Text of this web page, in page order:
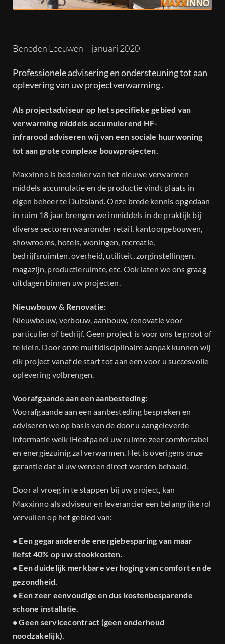
Beneden Leeuwen – januari 2020
Professionele advisering en ondersteuning tot aan
oplevering van uw projectverwarming .
Als projectadviseur op het specifieke gebied van
verwarming middels accumulerend HF-
infrarood adviseren wij van een sociale huurwoning
tot aan grote complexe bouwprojecten.
Maxxinno is bedenker van het nieuwe verwarmen
middels accumulatie en de productie vindt plaats in
eigen beheer te Duitsland. Onze brede kennis opgedaan
in ruim 18 jaar brengen we inmiddels in de praktijk bij
diverse sectoren waaronder retail, kantoorgebouwen,
showrooms, hotels, woningen, recreatie,
bedrijfsruimten, overheid, utiliteit, zorginstellingen,
magazijn, productieruimte, etc. Ook laten we ons graag
uitdagen binnen uw projecten.
Nieuwbouw & Renovatie:
Nieuwbouw, verbouw, aanbouw, renovatie voor
particulier of bedrijf. Geen project is voor ons te groot of
te klein. Door onze multidisciplinaire aanpak kunnen wij
elk project vanaf de start tot aan een voor u succesvolle
oplevering volbrengen.
Voorafgaande aan een aanbesteding:
Voorafgaande aan een aanbesteding bespreken en
adviseren we op basis van de door u aangeleverde
informatie welk iHeatpanel uw ruimte zeer comfortabel
en energiezuinig zal verwarmen. Het is overigens onze
garantie dat al uw wensen direct worden behaald.
Door al vroeg in te stappen bij uw project, kan
Maxxinno als adviseur en leverancier een belangrijke rol
vervullen op het gebied van:
• Een gegarandeerde energiebesparing van maar
liefst 40% op uw stookkosten.
• Een duidelijk merkbare verhoging van comfort en de
gezondheid.
• Een zeer eenvoudige en dus kostenbesparende
schone installatie.
• Geen servicecontract (geen onderhoud
noodzakelijk).